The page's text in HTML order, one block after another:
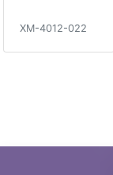
XM-4012-022